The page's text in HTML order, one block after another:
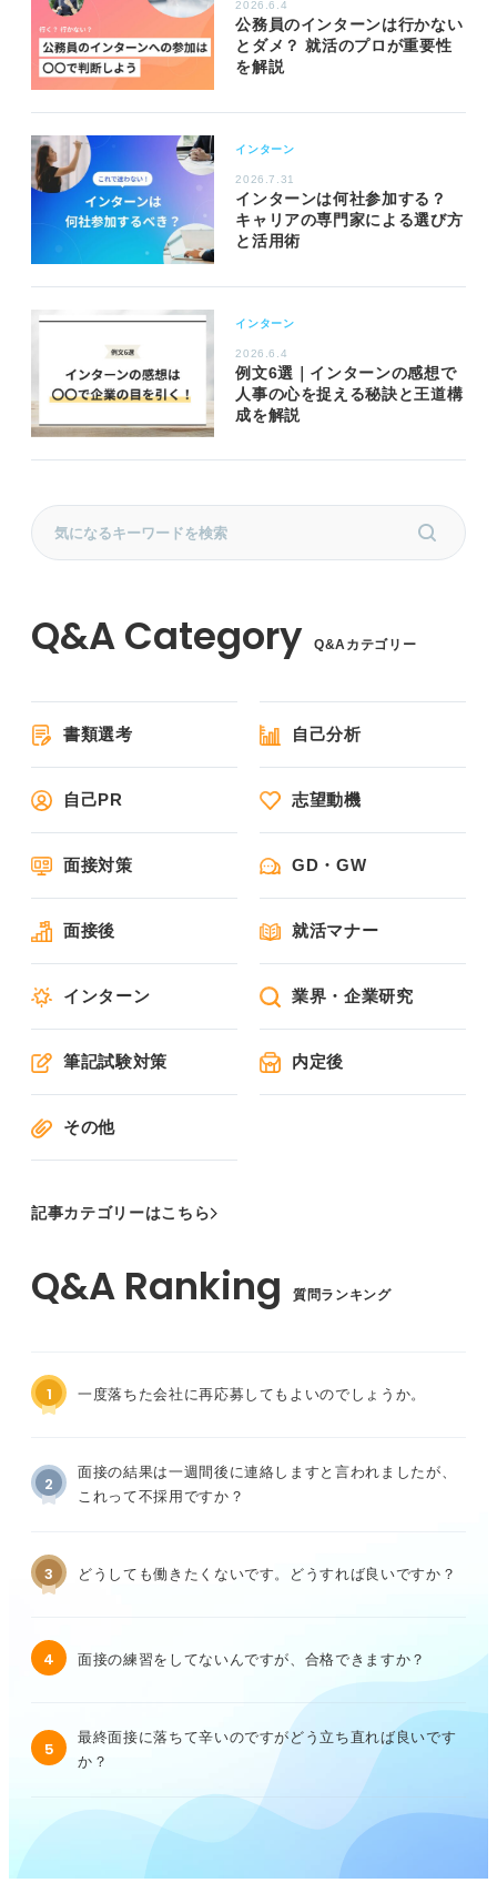
2026.6.4
公務員のインターンは行かない
とダメ？ 就活のプロが重要性
を解説
インターン
2026.7.31
インターンは何社参加する？
キャリアの専門家による選び方
と活用術
インターン
2026.6.4
例文6選｜インターンの感想で
人事の心を捉える秘訣と王道構
成を解説
Q&Aカテゴリー
書類選考 自己分析
自己PR 志望動機
面接対策 GD・GW
面接後 就活マナー
インターン 業界・企業研究
筆記試験対策 内定後
その他
記事カテゴリーはこちら
質問ランキング
1 一度落ちた会社に再応募してもよいのでしょうか。
2
面接の結果は一週間後に連絡しますと言われましたが、
これって不採用ですか？
3 どうしても働きたくないです。どうすれば良いですか？
4 面接の練習をしてないんですが、合格できますか？
5
最終面接に落ちて辛いのですがどう立ち直れば良いです
か？